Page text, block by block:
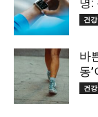
명:
건강
바
동
건강